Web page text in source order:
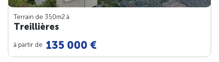
Terrain de 350m2 à
Treillières
à partir de 135 000 €